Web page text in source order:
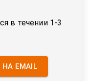
в течении 1-3
EMAIL